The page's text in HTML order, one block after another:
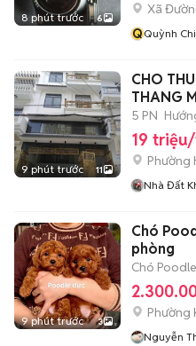
8 phút trước 6
Xã
QQuỳnh Chi
9 phút trước 11
CHO
THANG
5 PN
19
Phường
Nhà Đất
9 phút trước 3
Chó
phòng
Chó Poodle
Phường
Nguyễn